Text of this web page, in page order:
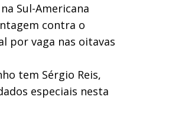
Sul-Americana
contra o
por vaga nas oitavas
tem Sérgio Reis,
especiais nesta